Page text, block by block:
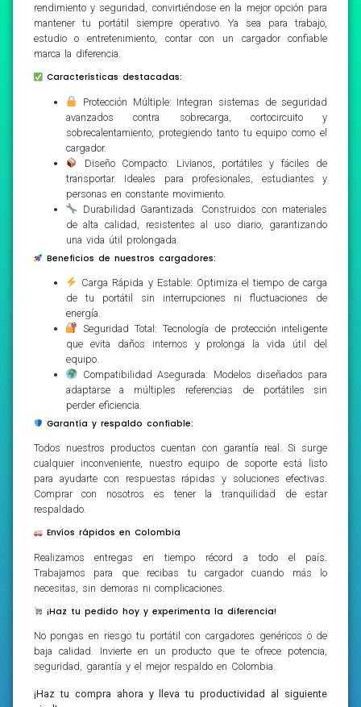
rendimiento y seguridad, convirtiéndose en la mejor opción para
mantener tu portátil siempre operativo. Ya sea para trabajo,
estudio o entretenimiento, contar con un cargador confiable
marca la diferencia.
Características destacadas:
Protección Múltiple: Integran sistemas de seguridad
avanzados contra sobrecarga, cortocircuito y
sobrecalentamiento, protegiendo tanto tu equipo como el
cargador.
Diseño Compacto: Livianos, portátiles y fáciles de
transportar. Ideales para profesionales, estudiantes y
personas en constante movimiento.
Durabilidad Garantizada: Construidos con materiales
de alta calidad, resistentes al uso diario, garantizando
una vida útil prolongada.
Beneficios de nuestros cargadores:
Carga Rápida y Estable: Optimiza el tiempo de carga
de tu portátil sin interrupciones ni fluctuaciones de
energía.
Seguridad Total: Tecnología de protección inteligente
que evita daños internos y prolonga la vida útil del
equipo.
Compatibilidad Asegurada: Modelos diseñados para
adaptarse a múltiples referencias de portátiles sin
perder eficiencia.
Garantía y respaldo confiable:
Todos nuestros productos cuentan con garantía real. Si surge
cualquier inconveniente, nuestro equipo de soporte está listo
para ayudarte con respuestas rápidas y soluciones efectivas.
Comprar con nosotros es tener la tranquilidad de estar
respaldado.
Envíos rápidos en Colombia
Realizamos entregas en tiempo récord a todo el país.
Trabajamos para que recibas tu cargador cuando más lo
necesitas, sin demoras ni complicaciones.
¡Haz tu pedido hoy y experimenta la diferencia!
No pongas en riesgo tu portátil con cargadores genéricos o de
baja calidad. Invierte en un producto que te ofrece potencia,
seguridad, garantía y el mejor respaldo en Colombia.
¡Haz tu compra ahora y lleva tu productividad al siguiente